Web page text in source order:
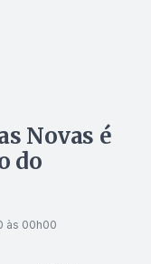
Novas é
do
às 00h00